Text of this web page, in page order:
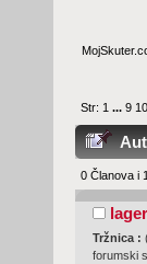
Str: 1 ...9 10
0 Članova i
Tržnica :
forumski